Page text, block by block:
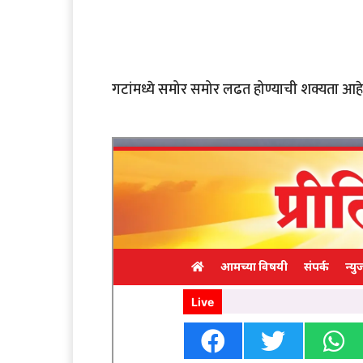
गटांमध्ये समोर समोर लढत होण्याची शक्यता